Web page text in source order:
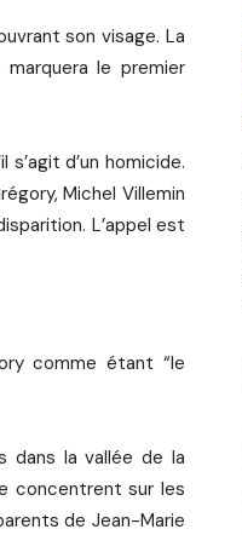
son visage. La
le premier
d’un homicide.
Michel Villemin
L’appel est
comme étant “le
dans la vallée de la
concentrent sur les
de Jean-Marie